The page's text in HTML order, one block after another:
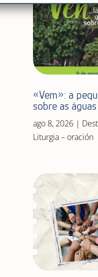
«Vem»: a
sobre as águas
ago 8, 2026|
Liturgia – oración